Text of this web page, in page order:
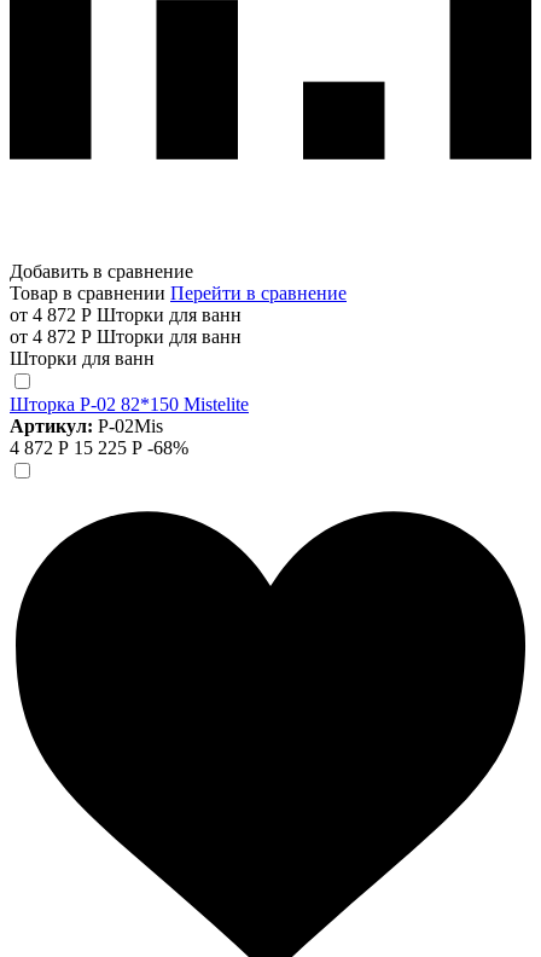
Добавить в сравнение
Товар в сравнении Перейти в сравнение
от 4 872 Р Шторки для ванн
от 4 872 Р Шторки для ванн
Шторки для ванн
Шторка P-02 82*150 Mistelite
Артикул: Р-02Mis
4 872 Р 15 225 Р -68%